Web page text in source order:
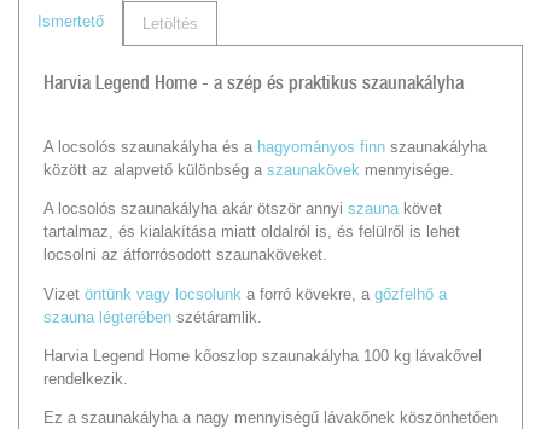
Ismertető Letöltés
Harvia Legend Home - a szép és praktikus szaunakályha
A locsolós szaunakályha és a hagyományos finn szaunakályha
között az alapvető különbség a szaunakövek mennyisége.
A locsolós szaunakályha akár ötször annyi szaunakövet
tartalmaz, és kialakítása miatt oldalról is, és felülről is lehet
locsolni az átforrósodott szaunaköveket.
Vizet öntünk vagy locsolunk a forró kövekre, a gőzfelhő a
szauna légterében szétáramlik.
Harvia Legend Home kőoszlop szaunakályha 100 kg lávakővel
rendelkezik.
Ez a szaunakályha a nagy mennyiségű lávakőnek köszönhetően